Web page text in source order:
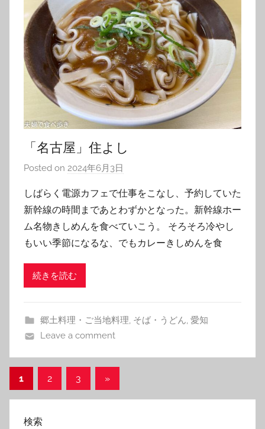
「名古屋」住よし
Posted on 2024年6月3日
T
o
m
しばらく電源カフェで仕事をこなし、予約していた
新幹線の時間まであとわずかとなった。新幹線ホー
ム名物きしめんを食べていこう。 そろそろ冷やし
もいい季節になるな、でもカレーきしめんを食
続きを読む
郷土料理・ご当地料理, そば・うどん, 愛知
Leave a comment
投
稿
の
1 2 3
Next
»
検索